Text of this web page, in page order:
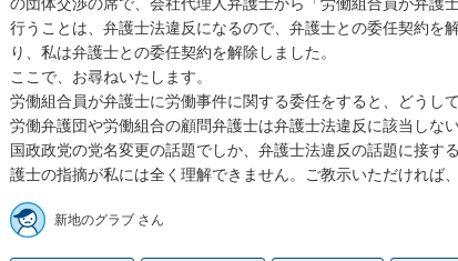
の団体交渉の席で、会社代理人弁護士から「労働組合員が弁護
行うことは、弁護士法違反になるので、弁護士との委任契約を
り、私は弁護士との委任契約を解除しました。
ここで、お尋ねいたします。
労働組合員が弁護士に労働事件に関する委任をすると、どうし
労働弁護団や労働組合の顧問弁護士は弁護士法違反に該当しな
国政政党の党名変更の話題でしか、弁護士法違反の話題に接す
護士の指摘が私には全く理解できません。ご教示いただければ、
新地のグラブ さん